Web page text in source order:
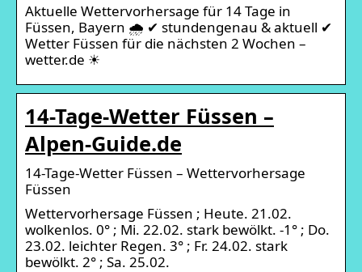
Aktuelle Wettervorhersage für 14 Tage in
Füssen, Bayern 🌧️ ✔ stundengenau & aktuell ✔
Wetter Füssen für die nächsten 2 Wochen –
wetter.de ☀
14-Tage-Wetter Füssen –
Alpen-Guide.de
14-Tage-Wetter Füssen – Wettervorhersage
Füssen
Wettervorhersage Füssen ; Heute. 21.02.
wolkenlos. 0° ; Mi. 22.02. stark bewölkt. -1° ; Do.
23.02. leichter Regen. 3° ; Fr. 24.02. stark
bewölkt. 2° ; Sa. 25.02.